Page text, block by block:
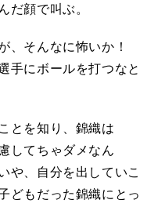
顔で叫ぶ。
、そんなに怖いか！
手にボールを打つなと
とを知り、錦織は
してちゃダメなん
、自分を出していこ
どもだった錦織にとっ